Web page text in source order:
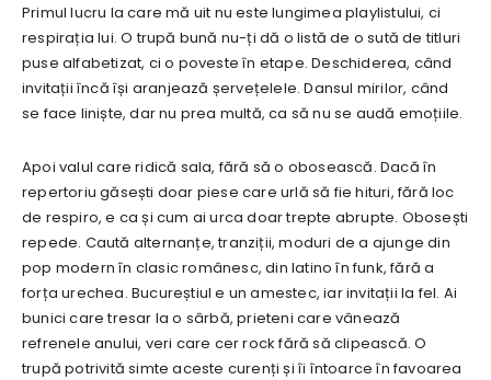
Primul lucru la care mă uit nu este lungimea playlistului, ci
respirația lui. O trupă bună nu-ți dă o listă de o sută de titluri
puse alfabetizat, ci o poveste în etape. Deschiderea, când
invitații încă își aranjează șervețelele. Dansul mirilor, când
se face liniște, dar nu prea multă, ca să nu se audă emoțiile.
Apoi valul care ridică sala, fără să o obosească. Dacă în
repertoriu găsești doar piese care urlă să fie hituri, fără loc
de respiro, e ca și cum ai urca doar trepte abrupte. Obosești
repede. Caută alternanțe, tranziții, moduri de a ajunge din
pop modern în clasic românesc, din latino în funk, fără a
forța urechea. Bucureștiul e un amestec, iar invitații la fel. Ai
bunici care tresar la o sârbă, prieteni care vânează
refrenele anului, veri care cer rock fără să clipească. O
trupă potrivită simte aceste curenți și îi întoarce în favoarea